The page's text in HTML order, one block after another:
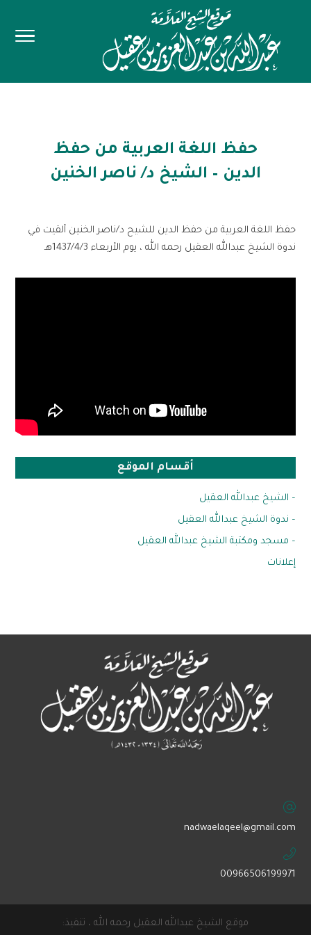
حفظ اللغة العربية من حفظ
الدين – الشيخ د/ ناصر الخنين
حفظ اللغة العربية من حفظ الدين للشيح د/ناصر الخنين ألقيت في
ندوة الشيخ عبدالله العقيل رحمه الله ، يوم الأربعاء 1437/4/3هـ
أقسام الموقع
– الشيخ عبدالله العقيل
– ندوة الشيخ عبدالله العقيل
– مسجد ومكتبة الشيخ عبدالله العقيل
إعلانات
‏nadwaelaqeel@gmail.com
00966506199971
موقع الشيخ عبدالله العقيل رحمه الله ، تنفيذ: